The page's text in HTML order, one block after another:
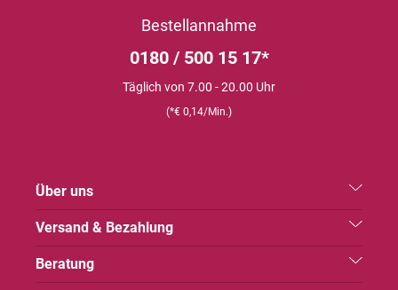
Bestellannahme
0180 / 500 15 17*
Täglich von 7.00 - 20.00 Uhr
(*€ 0,14/Min.)
Über uns
Versand & Bezahlung
Beratung